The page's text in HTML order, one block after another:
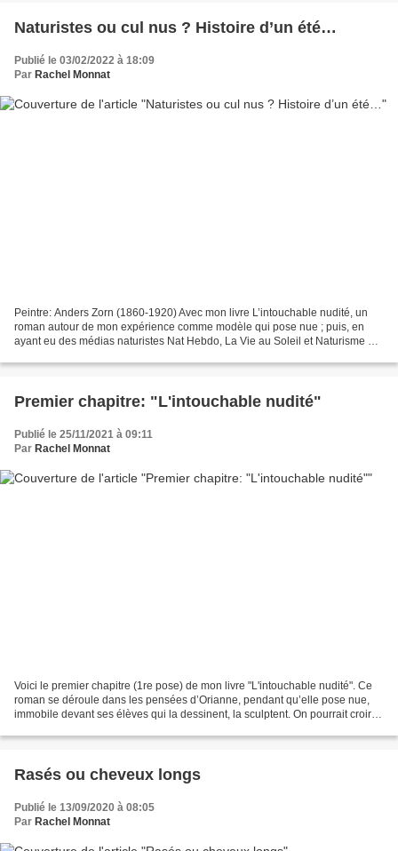
Naturistes ou cul nus ? Histoire d’un été…
Publié le 03/02/2022 à 18:09
Par Rachel Monnat
Peintre: Anders Zorn (1860-1920) Avec mon livre L’intouchable nudité, un
roman autour de mon expérience comme modèle qui pose nue ; puis, en
ayant eu des médias naturistes Nat Hebdo, La Vie au Soleil et Naturisme TV
Premier chapitre: "L'intouchable nudité"
Publié le 25/11/2021 à 09:11
Par Rachel Monnat
Voici le premier chapitre (1re pose) de mon livre "L'intouchable nudité". Ce
roman se déroule dans les pensées d’Orianne, pendant qu’elle pose nue,
immobile devant ses élèves qui la dessinent, la sculptent. On pourrait croire
Rasés ou cheveux longs
Publié le 13/09/2020 à 08:05
Par Rachel Monnat